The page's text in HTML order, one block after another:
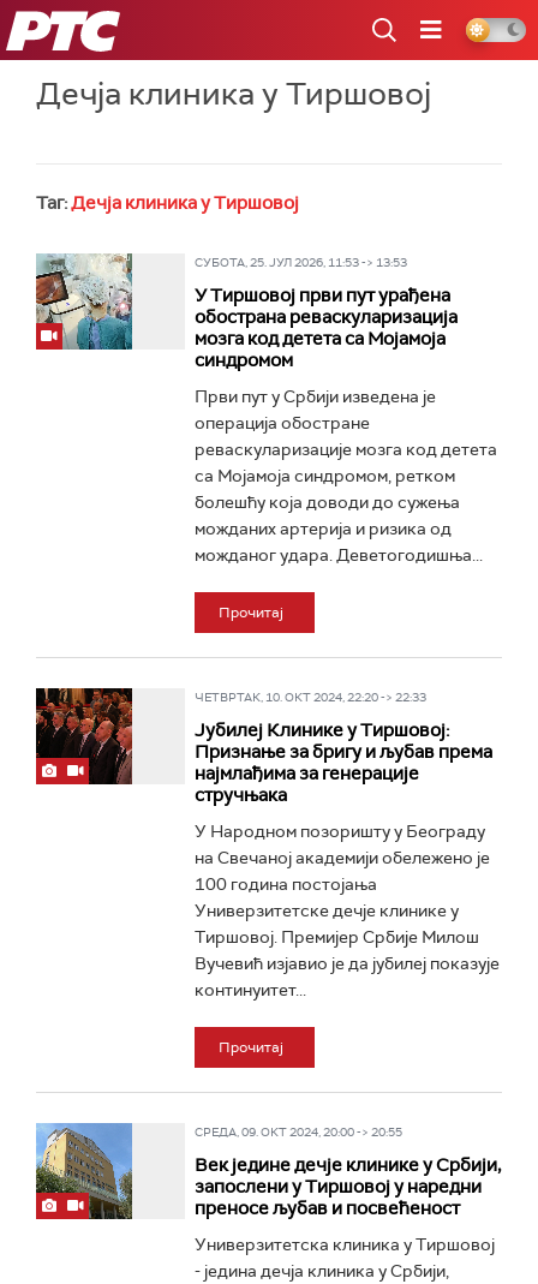
РТС
Дечја клиника у Тиршовој
Таг:Дечја клиника у Тиршовој
СУБОТА, 25. ЈУЛ 2026, 11:53 -> 13:53
У Тиршовој први пут урађена
обострана реваскуларизација
мозга код детета са Мојамојa
синдромом
Први пут у Србији изведена је
операција обостране
реваскуларизације мозга код детета
са Мојамојa синдромом, ретком
болешћу која доводи до сужења
можданих артерија и ризика од
можданог удара. Деветогодишња...
Прочитај
ЧЕТВРТАК, 10. ОКТ 2024, 22:20 -> 22:33
Јубилеј Клинике у Тиршовој:
Признање за бригу и љубав према
најмлађима за генерације
стручњака
У Народном позоришту у Београду
на Свечаној академији обележено је
100 година постојања
Универзитетске дечје клинике у
Тиршовој. Премијер Србије Милош
Вучевић изјавио је да јубилеј показује
континуитет...
Прочитај
СРЕДА, 09. ОКТ 2024, 20:00 -> 20:55
Век једине дечје клинике у Србији,
запослени у Тиршовој у наредни
преносе љубав и посвећеност
Универзитетска клиника у Тиршовој
- једина дечја клиника у Србији,